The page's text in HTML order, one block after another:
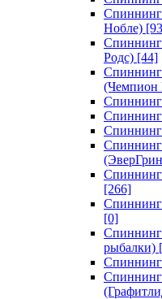
Нобле)
Родс) [44]
(Чемпион
[266]
[0]
рыбалки)